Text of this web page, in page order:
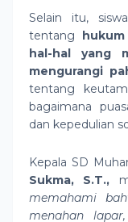
Selain itu,
tentang
hal-hal yang
mengurangi
tentang
bagaimana
dan kepedulian
Kepala SD
Sukma, S.T.,
memahami
menahan